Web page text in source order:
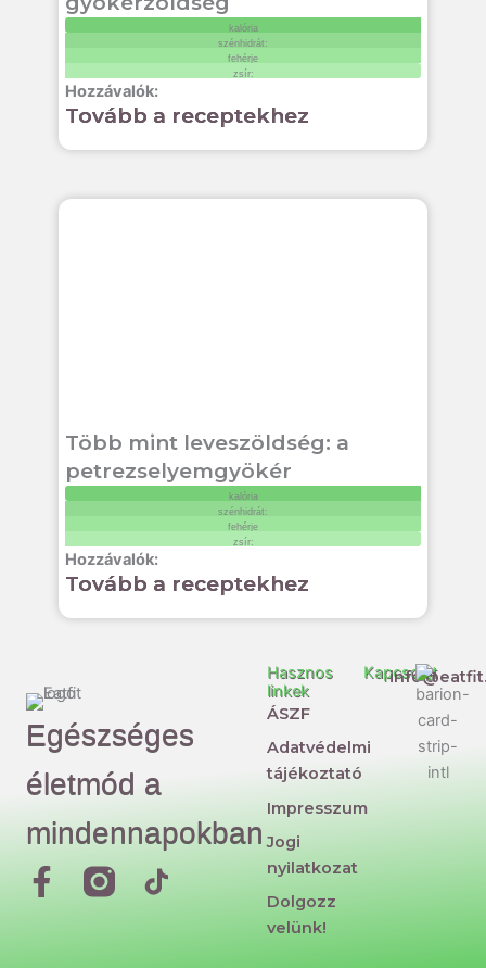
kalória
szénhidrát:
fehérje
zsír:
Tovább a receptekhez
Több mint leveszöldség: a
petrezselyemgyökér
kalória
szénhidrát:
fehérje
zsír:
Tovább a receptekhez
Egészséges
életmód a
mindennapokban
F
T
Hasznos
linkek
ÁSZF
Adatvédelmi
tájékoztató
Impresszum
Jogi
nyilatkozat
Dolgozz
velünk!
Kapcsolat